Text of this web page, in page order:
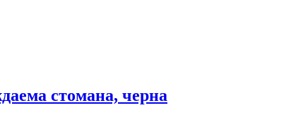
стомана, черна